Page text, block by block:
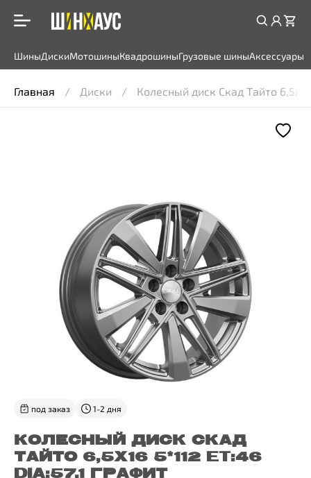
ШиныДискиМотошиныКвадрошиныГрузовые шиныАксессуары
Главная Диски Колесный диск Скад Тайто
КОЛЕСНЫЙ ДИСК СКАД
ТАЙТО 6,5X16 5*112 ET:46
DIA:57,1 ГРАФИТ
под заказ 1-2 дня